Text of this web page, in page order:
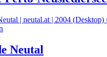
Neutal